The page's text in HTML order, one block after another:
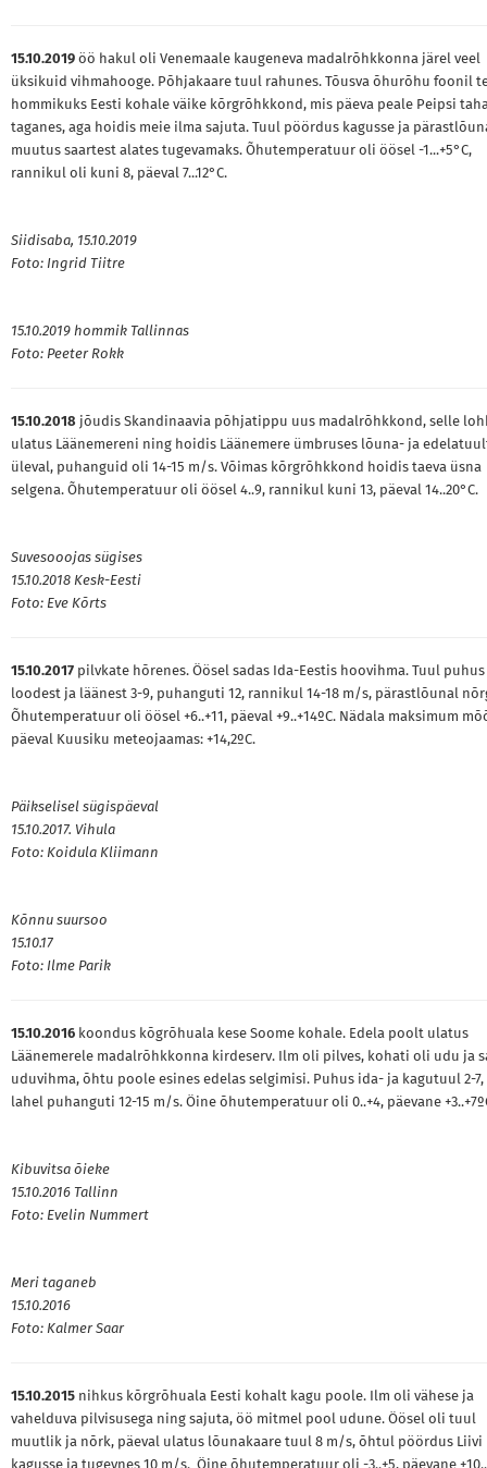
15.10.2019 öö hakul oli Venemaale kaugeneva madalrõhkkonna järel veel
üksikuid vihmahooge. Põhjakaare tuul rahunes. Tõusva õhurõhu foonil
hommikuks Eesti kohale väike kõrgrõhkkond, mis päeva peale Peipsi
taganes, aga hoidis meie ilma sajuta. Tuul pöördus kagusse ja
muutus saartest alates tugevamaks. Õhutemperatuur oli öösel -1...+5°C,
rannikul oli kuni 8, päeval 7...12°C.
Siidisaba, 15.10.2019
Foto: Ingrid Tiitre
15.10.2019 hommik Tallinnas
Foto: Peeter Rokk
15.10.2018 jõudis Skandinaavia põhjatippu uus madalrõhkkond, selle
ulatus Läänemereni ning hoidis Läänemere ümbruses lõuna- ja
üleval, puhanguid oli 14-15 m/s. Võimas kõrgrõhkkond hoidis taeva üsna
selgena. Õhutemperatuur oli öösel 4..9, rannikul kuni 13, päeval 14..20°C.
Suvesooojas sügises
15.10.2018 Kesk-Eesti
Foto: Eve Kõrts
15.10.2017 pilvkate hõrenes. Öösel sadas Ida-Eestis hoovihma. Tuul puhus
loodest ja läänest 3-9, puhanguti 12, rannikul 14-18 m/s, pärastlõunal
Õhutemperatuur oli öösel +6..+11, päeval +9..+14ºC. Nädala maksimum
päeval Kuusiku meteojaamas: +14,2ºC.
Päikselisel sügispäeval
15.10.2017. Vihula
Foto: Koidula Kliimann
Kõnnu suursoo
15.10.17
Foto: Ilme Parik
15.10.2016 koondus kõgrõhuala kese Soome kohale. Edela poolt ulatus
Läänemerele madalrõhkkonna kirdeserv. Ilm oli pilves, kohati oli udu ja
uduvihma, õhtu poole esines edelas selgimisi. Puhus ida- ja kagutuul 2-7,
lahel puhanguti 12-15 m/s. Öine õhutemperatuur oli 0..+4, päevane
Kibuvitsa õieke
15.10.2016 Tallinn
Foto: Evelin Nummert
Meri taganeb
15.10.2016
Foto: Kalmer Saar
15.10.2015 nihkus kõrgrõhuala Eesti kohalt kagu poole. Ilm oli vähese ja
vahelduva pilvisusega ning sajuta, öö mitmel pool udune. Öösel oli tuul
muutlik ja nõrk, päeval ulatus lõunakaare tuul 8 m/s, õhtul pöördus Liivi